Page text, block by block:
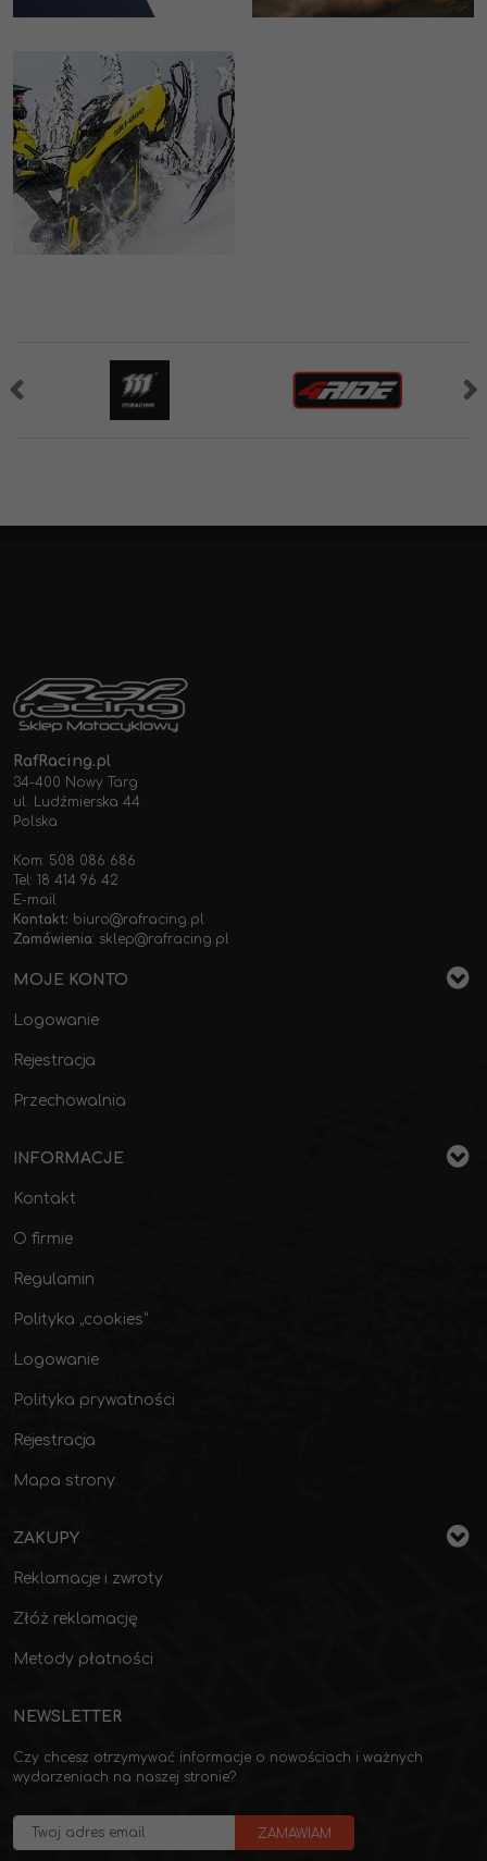
RafRacing.pl
34-400 Nowy Targ
ul. Ludźmierska 44
Polska
Kom: 508 086 686
Tel: 18 414 96 42
E-mail
Kontakt: biuro@rafracing.pl
Zamówienia: sklep@rafracing.pl
MOJE KONTO
Logowanie
Rejestracja
Przechowalnia
INFORMACJE
Kontakt
O firmie
Regulamin
Polityka „cookies”
Logowanie
Polityka prywatności
Rejestracja
Mapa strony
ZAKUPY
Reklamacje i zwroty
Złóż reklamację
Metody płatności
NEWSLETTER
Czy chcesz otrzymywać informacje o nowościach i ważnych
wydarzeniach na naszej stronie?